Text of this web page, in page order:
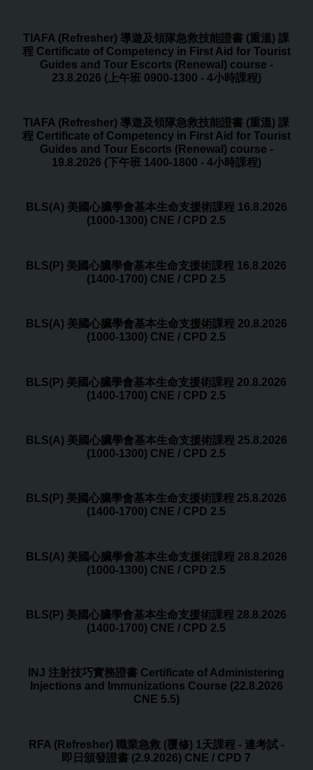
TIAFA (Refresher) 導遊及領隊急救技能證書 (重溫) 課
程 Certificate of Competency in First Aid for Tourist
Guides and Tour Escorts (Renewal) course -
23.8.2026 (上午班 0900-1300 - 4小時課程)
TIAFA (Refresher) 導遊及領隊急救技能證書 (重溫) 課
程 Certificate of Competency in First Aid for Tourist
Guides and Tour Escorts (Renewal) course -
19.8.2026 (下午班 1400-1800 - 4小時課程)
BLS(A) 美國心臟學會基本生命支援術課程 16.8.2026
(1000-1300) CNE / CPD 2.5
BLS(P) 美國心臟學會基本生命支援術課程 16.8.2026
(1400-1700) CNE / CPD 2.5
BLS(A) 美國心臟學會基本生命支援術課程 20.8.2026
(1000-1300) CNE / CPD 2.5
BLS(P) 美國心臟學會基本生命支援術課程 20.8.2026
(1400-1700) CNE / CPD 2.5
BLS(A) 美國心臟學會基本生命支援術課程 25.8.2026
(1000-1300) CNE / CPD 2.5
BLS(P) 美國心臟學會基本生命支援術課程 25.8.2026
(1400-1700) CNE / CPD 2.5
BLS(A) 美國心臟學會基本生命支援術課程 28.8.2026
(1000-1300) CNE / CPD 2.5
BLS(P) 美國心臟學會基本生命支援術課程 28.8.2026
(1400-1700) CNE / CPD 2.5
INJ 注射技巧實務證書 Certificate of Administering
Injections and Immunizations Course (22.8.2026
CNE 5.5)
RFA (Refresher) 職業急救 (覆修) 1天課程 - 連考試 -
即日頒發證書 (2.9.2026) CNE / CPD 7